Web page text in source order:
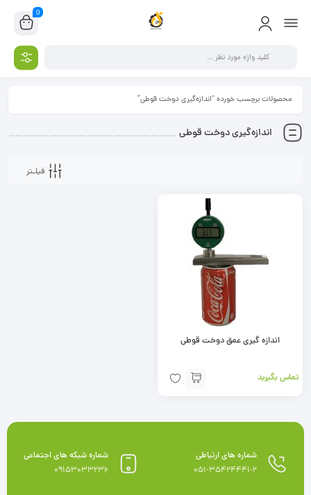
0
محصولات برچسب خورده “اندازه‌گیری دوخت قوطی”
اندازه‌گیری دوخت قوطی
فیلـتر
اندازه گیری عمق دوخت قوطی
تماس بگیرید
شماره های ارتباطی
051-35424441-2
شماره شبکه های اجتماعی
09153033236